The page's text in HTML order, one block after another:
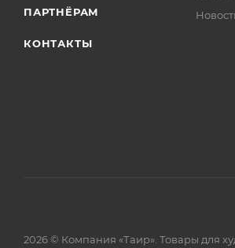
ПАРТНЁРАМ
КОНТАКТЫ
2026 © Компания «Таир». Товары для